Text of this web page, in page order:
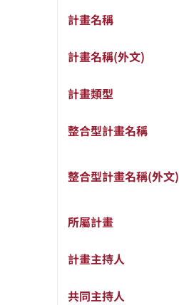
計畫名稱
計畫名稱(外文)
計畫類型
整合型計畫名稱
整合型計畫名稱(外文)
所屬計畫
計畫主持人
共同主持人